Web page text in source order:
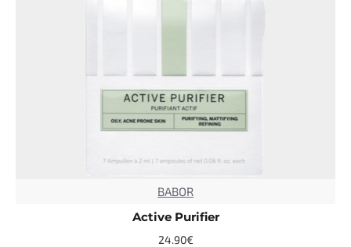
BABOR
Active Purifier
24.90€